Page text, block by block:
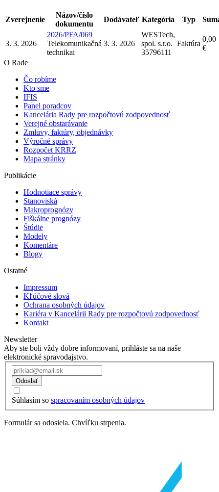
Zverejnenie
Názov/číslo
dokumentu
Dodávateľ Kategória Typ
3. 3. 2026
2026/PFA/069
Telekomunikačná
technikai
3. 3. 2026
WESTech,
spol. s.r.o.
35796111
Faktúra
0,00
€
O Rade
Čo robíme
Kto sme
IFIS
Panel poradcov
Kancelária Rady pre rozpočtovú zodpovednosť
Verejné obstarávanie
Zmluvy, faktúry, objednávky
Výročné správy
Rozpočet KRRZ
Mapa stránky
Publikácie
Hodnotiace správy
Stanoviská
Makroprognózy
Fiškálne prognózy
Štúdie
Modely
Komentáre
Blogy
Ostatné
Impressum
Kľúčové slová
Ochrana osobných údajov
Kariéra v Kancelárii Rady pre rozpočtovú zodpovednosť
Kontakt
Newsletter
Aby ste boli vždy dobre informovaní, prihláste sa na naše
elektronické spravodajstvo.
Odoslať
Súhlasím so spracovaním osobných údajov
Formulár sa odosiela. Chvíľku strpenia.